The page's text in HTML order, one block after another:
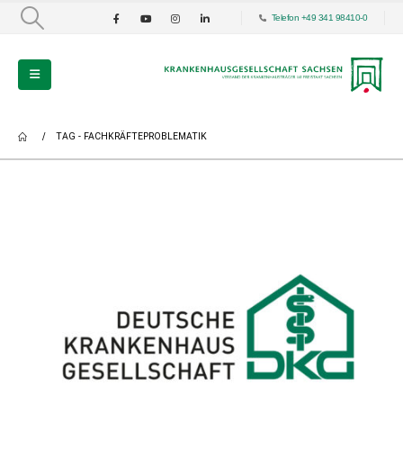
Telefon +49 341 98410-0
TAG - FACHKRÄFTEPROBLEMATIK